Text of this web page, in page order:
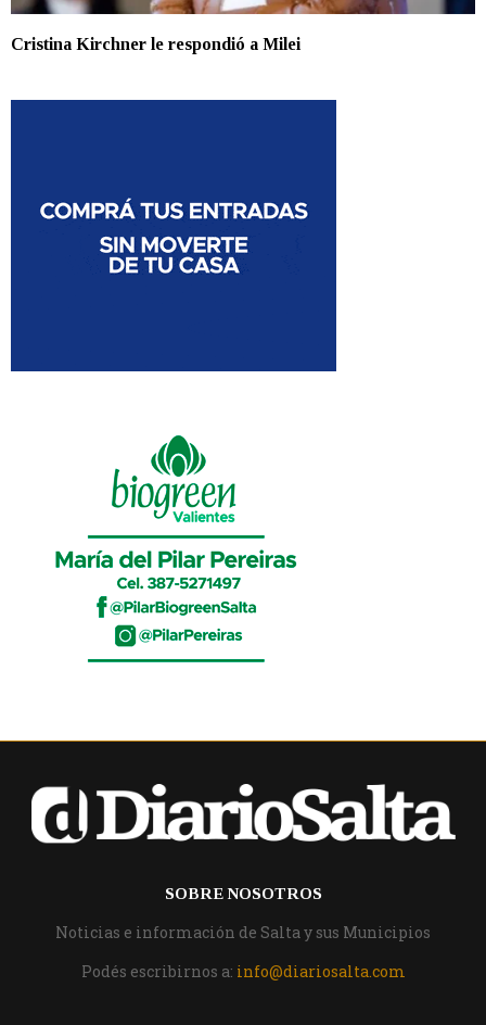
Cristina Kirchner le respondió a Milei
SOBRE NOSOTROS
Noticias e información de Salta y sus Municipios
Podés escribirnos a: info@diariosalta.com